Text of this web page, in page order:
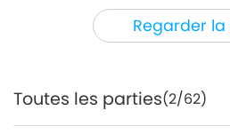
Regarder la
Entre Maître et disciples
25:38
Toutes les parties(2/62)